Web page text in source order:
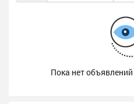
Пока нет